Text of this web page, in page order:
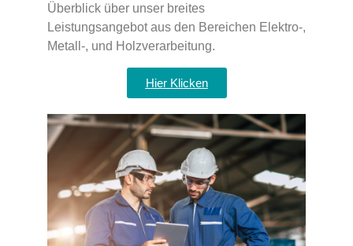
Überblick über unser breites
Leistungsangebot aus den Bereichen Elektro-,
Metall-, und Holzverarbeitung.
Hier Klicken